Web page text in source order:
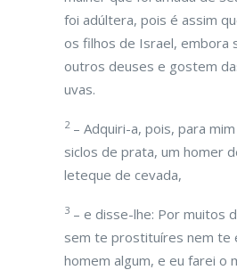
foi adúltera, pois é assim
os filhos de Israel, embora
outros deuses e gostem
uvas.
2– Adquiri-a, pois, para
siclos de prata, um homer
leteque de cevada,
3 – e disse-lhe: Por muitos
sem te prostituíres nem te
homem algum, e eu farei o